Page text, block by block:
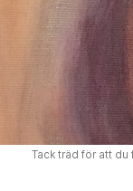
Tack träd för att du